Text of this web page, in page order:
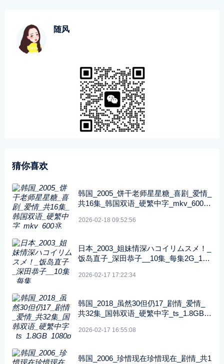
随风
猜你喜欢
韩国_2005_饼干老师星星糖_喜剧_爱情_
共16集_韩国双语_硬繁中字_mkv_600兆
2026-02-18 09:52:56
日本_2003_姐妹情深ハコイリムスメ！_
饭岛直子_深田恭子__10集_每集2G_108
2026-02-17 17:22:34
韩国_2018_虽然30但仍17_剧情_爱情_
共32集_国韩双语_硬繁中字_ts_1.8GB_1
2026-02-17 16:55:08
韩国_2006_珍惜现在珍惜现在_剧情_共1